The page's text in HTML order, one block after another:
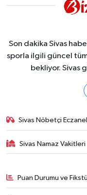
Son dakika Sivas
sporla ilgili güncel
bekliyor. Sivas
Sivas Nöbetçi
Sivas Namaz Vakitleri
Puan Durumu ve